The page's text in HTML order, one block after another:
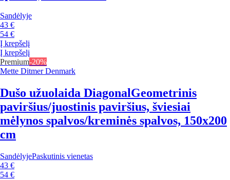
Sandėlyje
43 €
54 €
Į krepšelį
Į krepšelį
Premium-20%
Mette Ditmer Denmark
Dušo užuolaida DiagonalGeometrinis
paviršius/juostinis paviršius, šviesiai
mėlynos spalvos/kreminės spalvos, 150x200
cm
SandėlyjePaskutinis vienetas
43 €
54 €